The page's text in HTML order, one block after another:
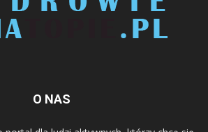
O NAS